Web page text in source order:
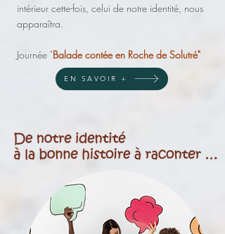
intérieur cette-fois, celui de notre identité, nous
apparaîtra.
Journée "Balade contée en Roche de Solutré"
EN SAVOIR +